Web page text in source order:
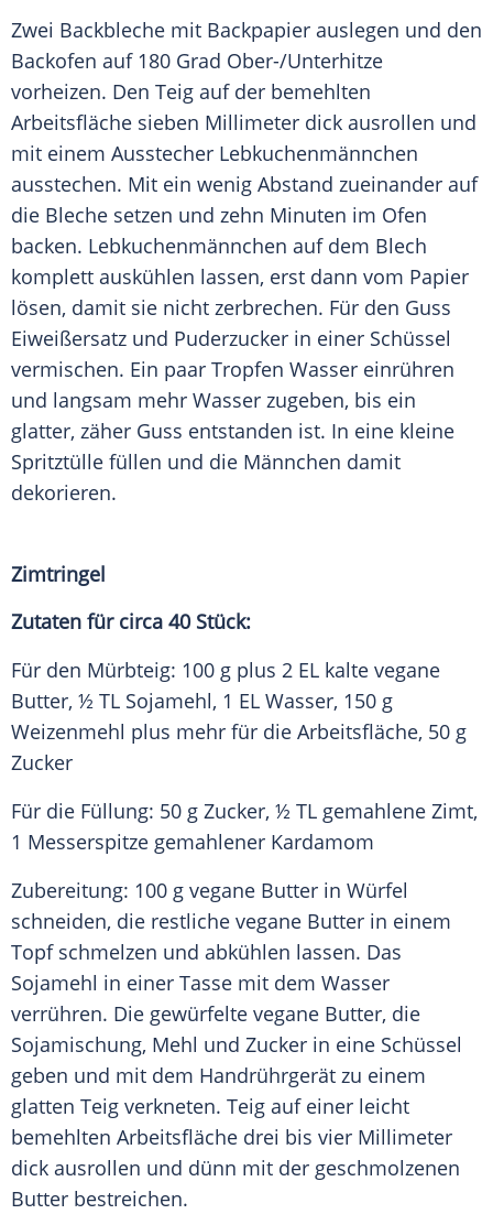
Zwei Backbleche mit Backpapier auslegen und den
Backofen auf 180 Grad Ober-/Unterhitze
vorheizen. Den Teig auf der bemehlten
Arbeitsfläche sieben Millimeter dick ausrollen und
mit einem Ausstecher Lebkuchenmännchen
ausstechen. Mit ein wenig Abstand zueinander auf
die Bleche setzen und zehn Minuten im Ofen
backen. Lebkuchenmännchen auf dem Blech
komplett auskühlen lassen, erst dann vom Papier
lösen, damit sie nicht zerbrechen. Für den Guss
Eiweißersatz und Puderzucker in einer Schüssel
vermischen. Ein paar Tropfen Wasser einrühren
und langsam mehr Wasser zugeben, bis ein
glatter, zäher Guss entstanden ist. In eine kleine
Spritztülle füllen und die Männchen damit
dekorieren.
Zimtringel
Zutaten für circa 40 Stück:
Für den Mürbteig: 100 g plus 2 EL kalte vegane
Butter, ½ TL Sojamehl, 1 EL Wasser, 150 g
Weizenmehl plus mehr für die Arbeitsfläche, 50 g
Zucker
Für die Füllung: 50 g Zucker, ½ TL gemahlene Zimt,
1 Messerspitze gemahlener Kardamom
Zubereitung: 100 g vegane Butter in Würfel
schneiden, die restliche vegane Butter in einem
Topf schmelzen und abkühlen lassen. Das
Sojamehl in einer Tasse mit dem Wasser
verrühren. Die gewürfelte vegane Butter, die
Sojamischung, Mehl und Zucker in eine Schüssel
geben und mit dem Handrührgerät zu einem
glatten Teig verkneten. Teig auf einer leicht
bemehlten Arbeitsfläche drei bis vier Millimeter
dick ausrollen und dünn mit der geschmolzenen
Butter bestreichen.